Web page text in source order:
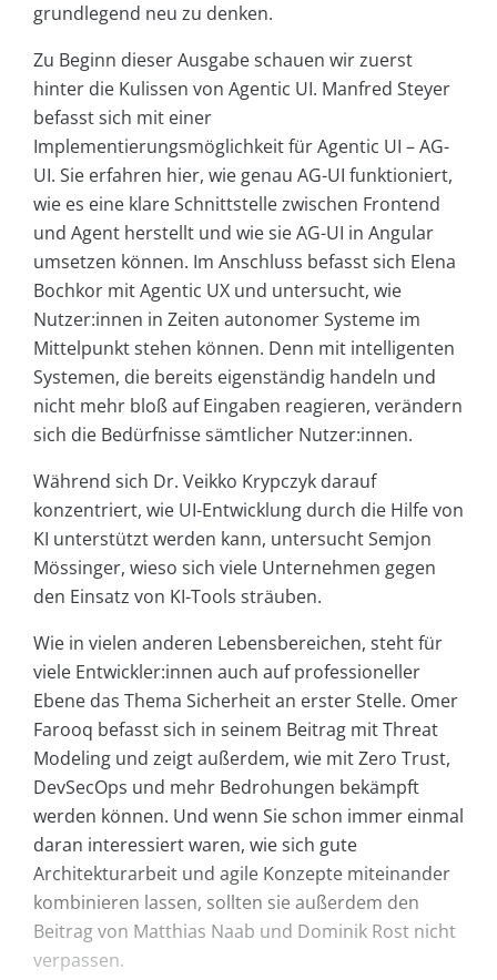
grundlegend neu zu denken.
Zu Beginn dieser Ausgabe schauen wir zuerst
hinter die Kulissen von Agentic UI. Manfred Steyer
befasst sich mit einer
Implementierungsmöglichkeit für Agentic UI – AG-
UI. Sie erfahren hier, wie genau AG-UI funktioniert,
wie es eine klare Schnittstelle zwischen Frontend
und Agent herstellt und wie sie AG-UI in Angular
umsetzen können. Im Anschluss befasst sich Elena
Bochkor mit Agentic UX und untersucht, wie
Nutzer:innen in Zeiten autonomer Systeme im
Mittelpunkt stehen können. Denn mit intelligenten
Systemen, die bereits eigenständig handeln und
nicht mehr bloß auf Eingaben reagieren, verändern
sich die Bedürfnisse sämtlicher Nutzer:innen.
Während sich Dr. Veikko Krypczyk darauf
konzentriert, wie UI-Entwicklung durch die Hilfe von
KI unterstützt werden kann, untersucht Semjon
Mössinger, wieso sich viele Unternehmen gegen
den Einsatz von KI-Tools sträuben.
Wie in vielen anderen Lebensbereichen, steht für
viele Entwickler:innen auch auf professioneller
Ebene das Thema Sicherheit an erster Stelle. Omer
Farooq befasst sich in seinem Beitrag mit Threat
Modeling und zeigt außerdem, wie mit Zero Trust,
DevSecOps und mehr Bedrohungen bekämpft
werden können. Und wenn Sie schon immer einmal
daran interessiert waren, wie sich gute
Architekturarbeit und agile Konzepte miteinander
kombinieren lassen, sollten sie außerdem den
Beitrag von Matthias Naab und Dominik Rost nicht
verpassen.